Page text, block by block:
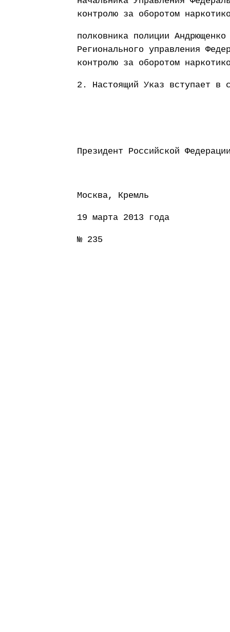
контролю за оборотом
полковника полиции
Регионального управления
контролю за оборотом
2. Настоящий Указ вступает в
Президент
Москва, Кремль
19 марта 2013 года
№ 235